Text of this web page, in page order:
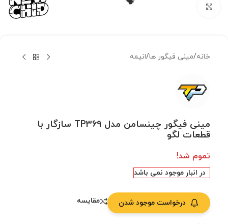
خانه/مینی فیگور ها/انیمه
مینی فیگور چینسامن مدل TP369 سازگار با
قطعات لگو
تموم شد!
در انبار موجود نمی باشد
درخواست موجود شدن مقایسه